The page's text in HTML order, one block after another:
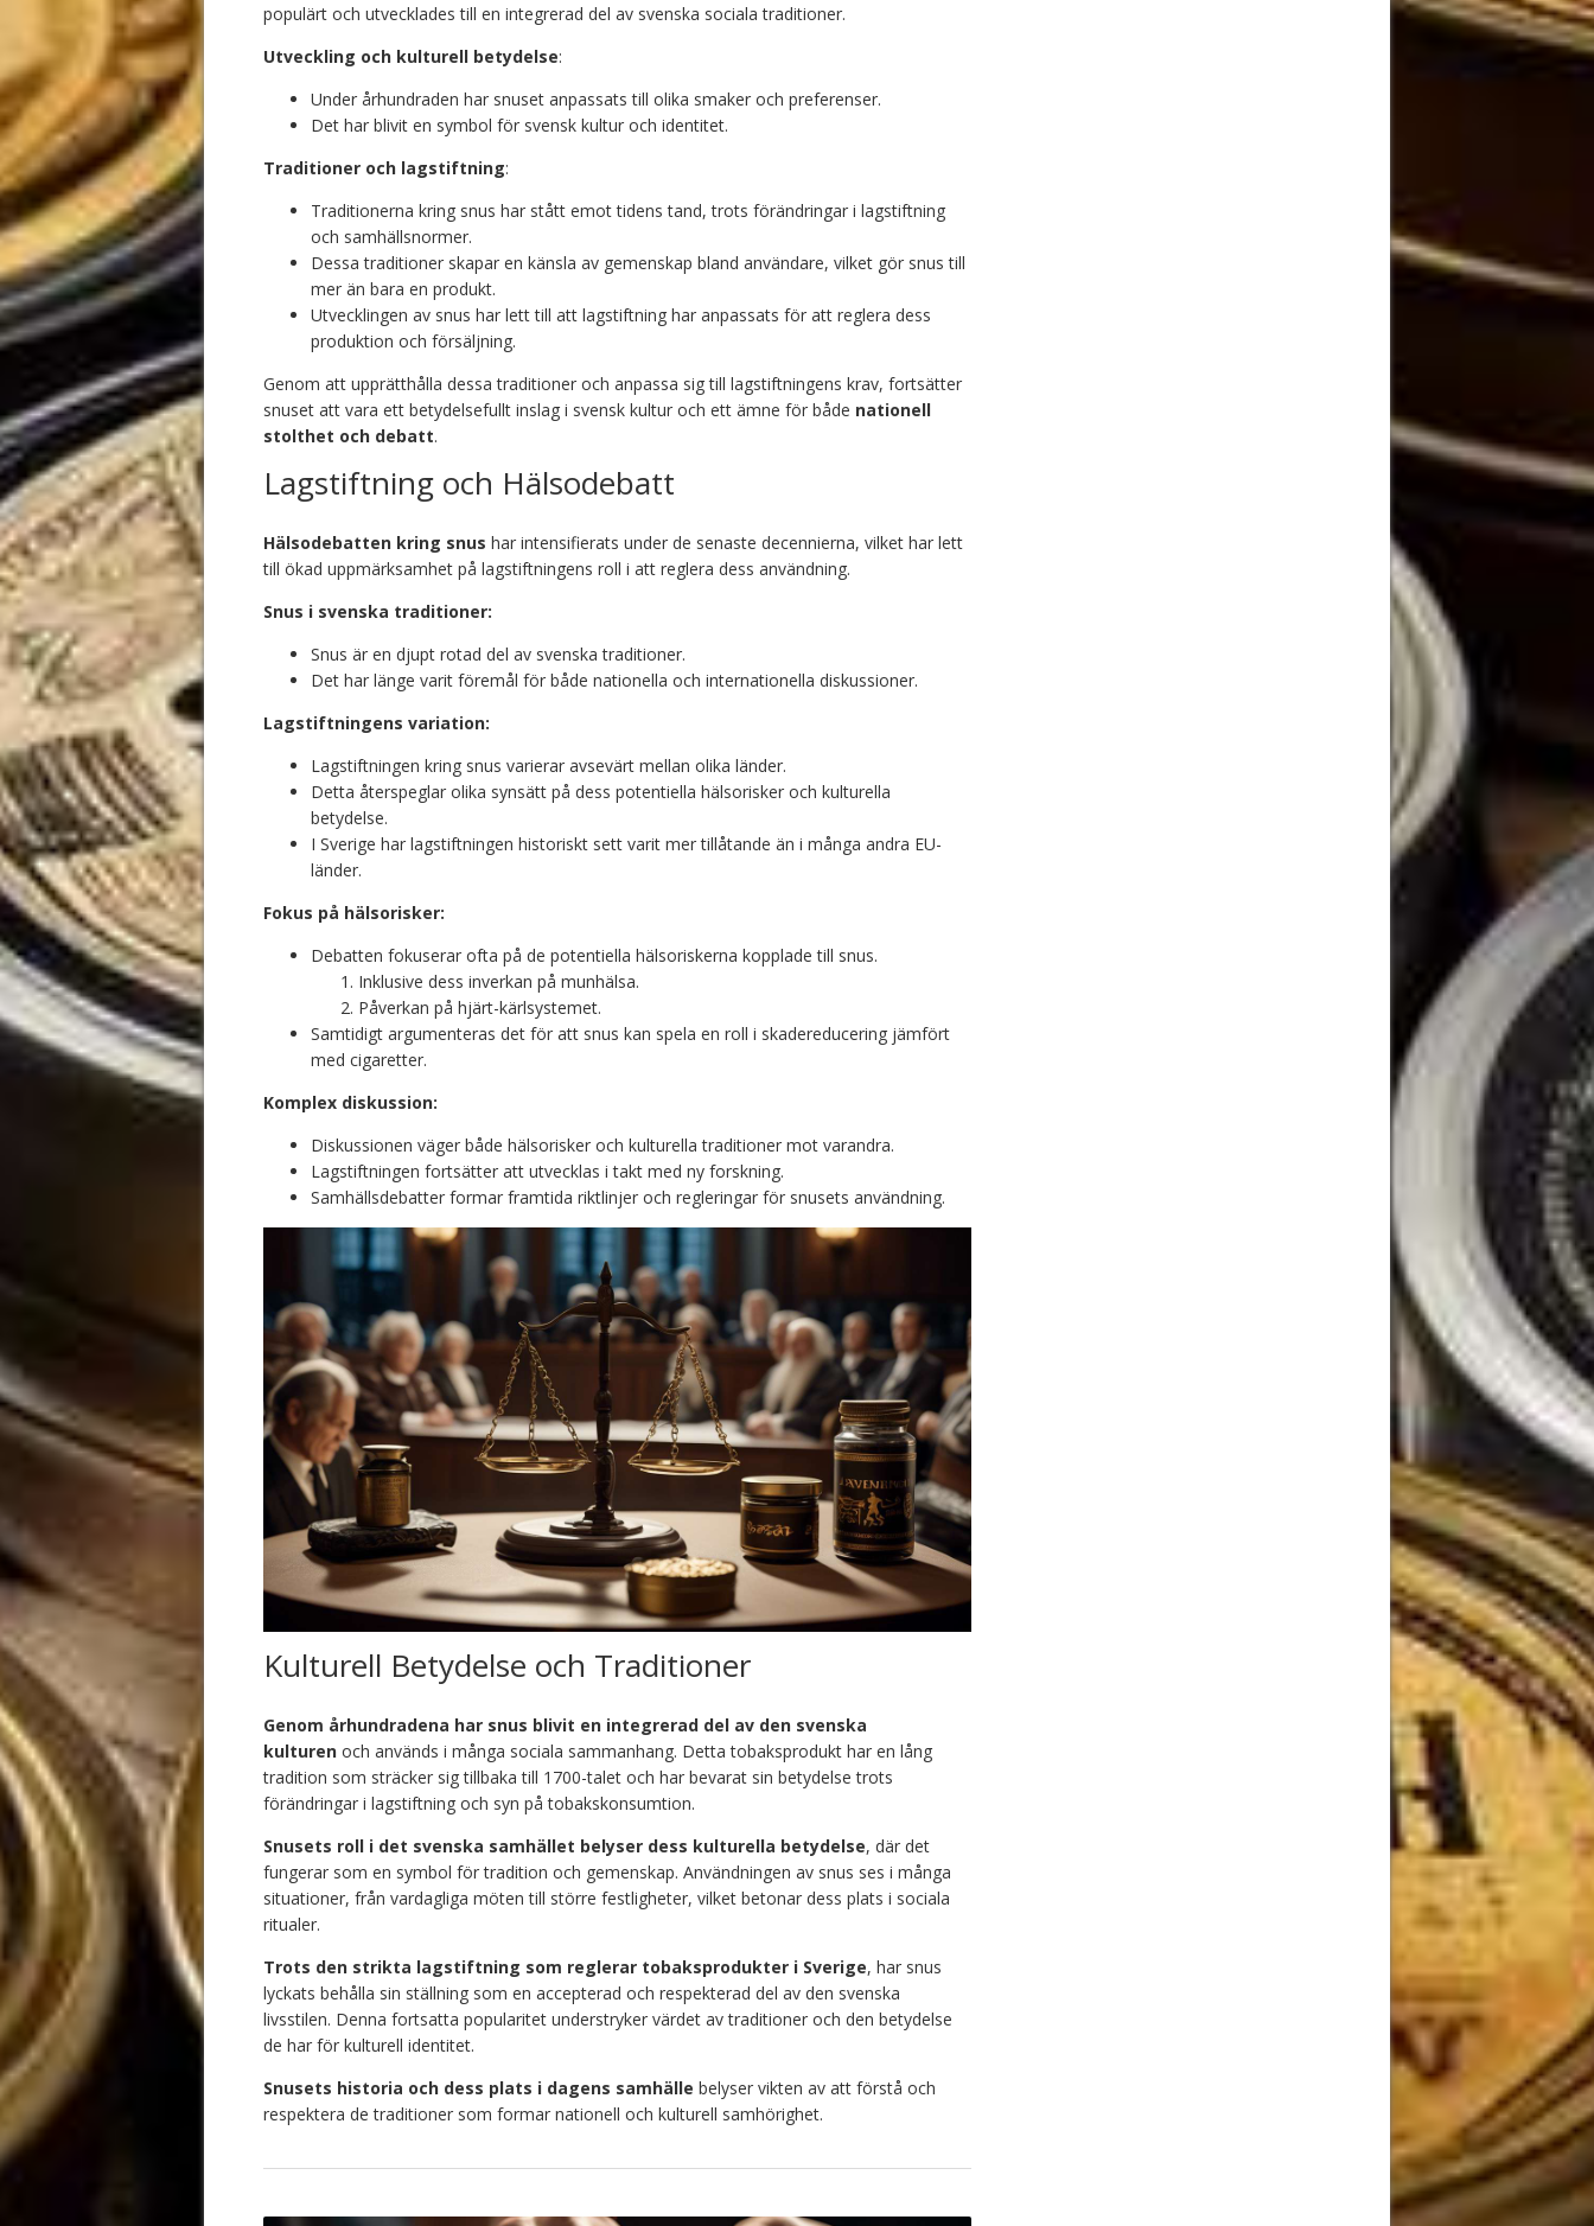
populärt och utvecklades till en integrerad del av svenska sociala traditioner.
Utveckling och kulturell betydelse:
Under århundraden har snuset anpassats till olika smaker och preferenser.
Det har blivit en symbol för svensk kultur och identitet.
Traditioner och lagstiftning:
Traditionerna kring snus har stått emot tidens tand, trots förändringar i lagstiftning
och samhällsnormer.
Dessa traditioner skapar en känsla av gemenskap bland användare, vilket gör snus till
mer än bara en produkt.
Utvecklingen av snus har lett till att lagstiftning har anpassats för att reglera dess
produktion och försäljning.
Genom att upprätthålla dessa traditioner och anpassa sig till lagstiftningens krav, fortsätter
snuset att vara ett betydelsefullt inslag i svensk kultur och ett ämne för både nationell
stolthet och debatt.
Lagstiftning och Hälsodebatt
Hälsodebatten kring snus har intensifierats under de senaste decennierna, vilket har lett
till ökad uppmärksamhet på lagstiftningens roll i att reglera dess användning.
Snus i svenska traditioner:
Snus är en djupt rotad del av svenska traditioner.
Det har länge varit föremål för både nationella och internationella diskussioner.
Lagstiftningens variation:
Lagstiftningen kring snus varierar avsevärt mellan olika länder.
Detta återspeglar olika synsätt på dess potentiella hälsorisker och kulturella
betydelse.
I Sverige har lagstiftningen historiskt sett varit mer tillåtande än i många andra EU-
länder.
Fokus på hälsorisker:
Debatten fokuserar ofta på de potentiella hälsoriskerna kopplade till snus.
Inklusive dess inverkan på munhälsa.
Påverkan på hjärt-kärlsystemet.
Samtidigt argumenteras det för att snus kan spela en roll i skadereducering jämfört
med cigaretter.
Komplex diskussion:
Diskussionen väger både hälsorisker och kulturella traditioner mot varandra.
Lagstiftningen fortsätter att utvecklas i takt med ny forskning.
Samhällsdebatter formar framtida riktlinjer och regleringar för snusets användning.
Kulturell Betydelse och Traditioner
Genom århundradena har snus blivit en integrerad del av den svenska
kulturen och används i många sociala sammanhang. Detta tobaksprodukt har en lång
tradition som sträcker sig tillbaka till 1700-talet och har bevarat sin betydelse trots
förändringar i lagstiftning och syn på tobakskonsumtion.
Snusets roll i det svenska samhället belyser dess kulturella betydelse, där det
fungerar som en symbol för tradition och gemenskap. Användningen av snus ses i många
situationer, från vardagliga möten till större festligheter, vilket betonar dess plats i sociala
ritualer.
Trots den strikta lagstiftning som reglerar tobaksprodukter i Sverige, har snus
lyckats behålla sin ställning som en accepterad och respekterad del av den svenska
livsstilen. Denna fortsatta popularitet understryker värdet av traditioner och den betydelse
de har för kulturell identitet.
Snusets historia och dess plats i dagens samhälle belyser vikten av att förstå och
respektera de traditioner som formar nationell och kulturell samhörighet.